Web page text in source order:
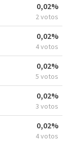
0,02%
2 votos
0,02%
4 votos
0,02%
5 votos
0,02%
3 votos
0,02%
4 votos